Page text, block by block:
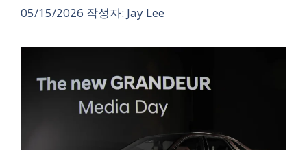
05/15/2026 작성자: Jay Lee